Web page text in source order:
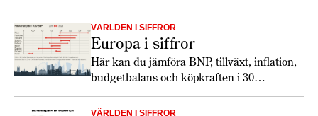
16 branscher som ger en inblick i tillväxt, utmaningar och
möjligheter.
VÄRLDEN I SIFFROR
Europa i siffror
Här kan du jämföra BNP, tillväxt, inflation,
budgetbalans och köpkraften i 30
europeiska länder. Totalt ökar tillväxten
något 2026, och lönerna har utvecklats
VÄRLDEN I SIFFROR